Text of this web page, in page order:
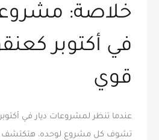
خلاصة:
في أكتوبر
قوي
عندما تنظر لمشروعات ديار في
تشوف كل مشروع لوحده، هتكتشف